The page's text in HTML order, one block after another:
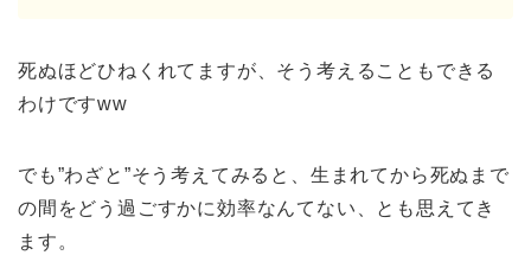
死ぬほどひねくれてますが、そう考えることもできる
わけですww
でも”わざと”そう考えてみると、生まれてから死ぬまで
の間をどう過ごすかに効率なんてない、とも思えてき
ます。